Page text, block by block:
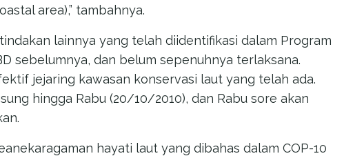
area),” tambahnya.
lainnya yang telah diidentifikasi dalam Program
sebelumnya, dan belum sepenuhnya terlaksana.
jejaring kawasan konservasi laut yang telah ada.
hingga Rabu (20/10/2010), dan Rabu sore akan
hayati laut yang dibahas dalam COP-10